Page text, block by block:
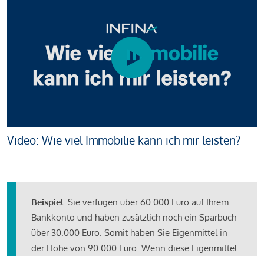
Video: Wie viel Immobilie kann ich mir leisten?
Beispiel: Sie verfügen über 60.000 Euro auf Ihrem
Bankkonto und haben zusätzlich noch ein Sparbuch
über 30.000 Euro. Somit haben Sie Eigenmittel in
der Höhe von 90.000 Euro. Wenn diese Eigenmittel